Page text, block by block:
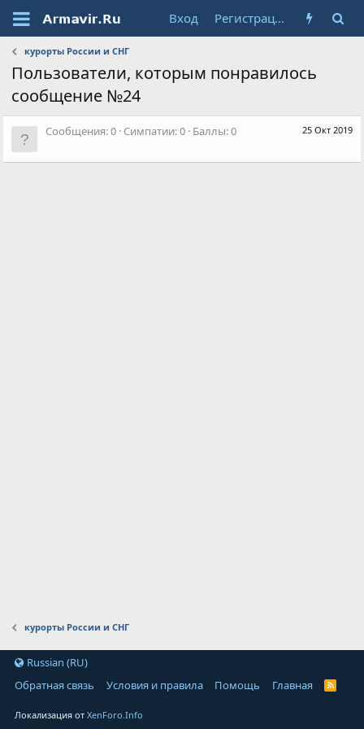
Вход Регистрация
курорты России и СНГ
Пользователи, которым понравилось
сообщение №24
25 Окт 2019
Сообщения 0 Симпатии 0 Баллы 0
курорты России и СНГ
Russian (RU)
Обратная связь
Условия и правила Помощь Главная
Локализация отXenForo.Info